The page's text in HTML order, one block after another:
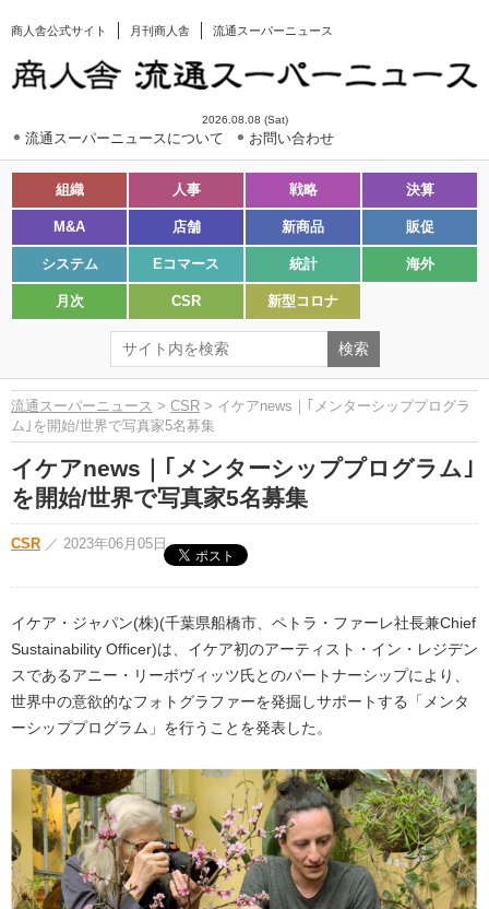
商人舎公式サイト 月刊商人舎 流通スーパーニュース
2026.08.08 (Sat)
流通スーパーニュースについて お問い合わせ
組織 人事 戦略 決算
M&A 店舗 新商品 販促
システム Eコマース 統計 海外
月次 CSR 新型コロナ
流通スーパーニュース > CSR > イケアnews｜｢メンターシッププログラ
ム｣を開始/世界で写真家5名募集
イケアnews｜｢メンターシッププログラム｣
を開始/世界で写真家5名募集
CSR ／ 2023年06月05日
イケア・ジャパン(株)(千葉県船橋市、ペトラ・ファーレ社長兼Chief
Sustainability Officer)は、イケア初のアーティスト・イン・レジデン
スであるアニー・リーボヴィッツ氏とのパートナーシップにより、
世界中の意欲的なフォトグラファーを発掘しサポートする「メンタ
ーシッププログラム」を行うことを発表した。